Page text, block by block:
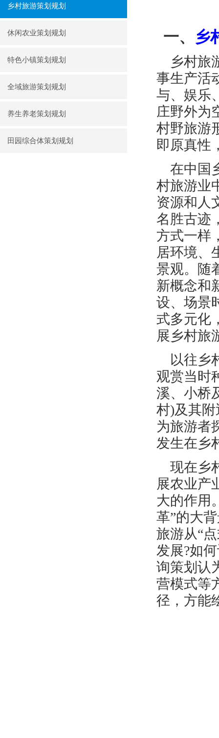
乡村旅游策划规划
休闲农业策划规划
特色小镇策划规划
全域旅游策划规划
养生养老策划规划
田园综合体策划规划
一、 乡
乡村旅
事生产活
与、娱乐
庄野外为
村野旅游
即原真性
在中国
村旅游业
资源和人
名胜古迹
方式一样
居环境、
景观。随
新概念和
设、场景
式多元化
展乡村旅
以往乡
观赏当时
溪、小桥
村)及其
为旅游者
发生在乡
现在乡
展农业产
大的作用
革”的大
旅游从“
发展?如
询策划认
营模式等
径，方能